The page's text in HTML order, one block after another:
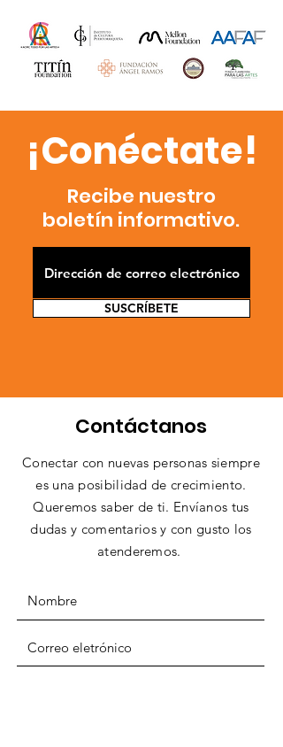
¡Conéctate!
Recibe nuestro
boletín informativo.
SUSCRÍBETE
Contáctanos
Conectar con nuevas personas siempre
es una posibilidad de crecimiento.
Queremos saber de ti. Envíanos tus
dudas y comentarios y con gusto los
atenderemos.